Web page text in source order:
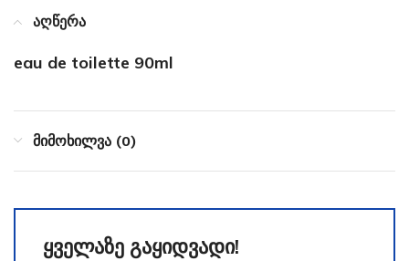
აღწერა
eau de toilette 90ml
მიმოხილვა (0)
ყველაზე გაყიდვადი!